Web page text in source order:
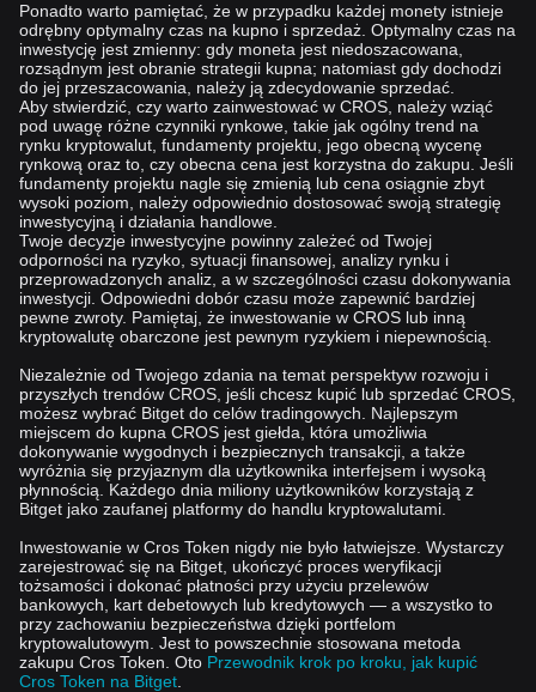
Ponadto warto pamiętać, że w przypadku każdej monety istnieje
odrębny optymalny czas na kupno i sprzedaż. Optymalny czas na
inwestycję jest zmienny: gdy moneta jest niedoszacowana,
rozsądnym jest obranie strategii kupna; natomiast gdy dochodzi
do jej przeszacowania, należy ją zdecydowanie sprzedać.
Aby stwierdzić, czy warto zainwestować w CROS, należy wziąć
pod uwagę różne czynniki rynkowe, takie jak ogólny trend na
rynku kryptowalut, fundamenty projektu, jego obecną wycenę
rynkową oraz to, czy obecna cena jest korzystna do zakupu. Jeśli
fundamenty projektu nagle się zmienią lub cena osiągnie zbyt
wysoki poziom, należy odpowiednio dostosować swoją strategię
inwestycyjną i działania handlowe.
Twoje decyzje inwestycyjne powinny zależeć od Twojej
odporności na ryzyko, sytuacji finansowej, analizy rynku i
przeprowadzonych analiz, a w szczególności czasu dokonywania
inwestycji. Odpowiedni dobór czasu może zapewnić bardziej
pewne zwroty. Pamiętaj, że inwestowanie w CROS lub inną
kryptowalutę obarczone jest pewnym ryzykiem i niepewnością.
Niezależnie od Twojego zdania na temat perspektyw rozwoju i
przyszłych trendów CROS, jeśli chcesz kupić lub sprzedać CROS,
możesz wybrać Bitget do celów tradingowych. Najlepszym
miejscem do kupna CROS jest giełda, która umożliwia
dokonywanie wygodnych i bezpiecznych transakcji, a także
wyróżnia się przyjaznym dla użytkownika interfejsem i wysoką
płynnością. Każdego dnia miliony użytkowników korzystają z
Bitget jako zaufanej platformy do handlu kryptowalutami.
Inwestowanie w Cros Token nigdy nie było łatwiejsze. Wystarczy
zarejestrować się na Bitget, ukończyć proces weryfikacji
tożsamości i dokonać płatności przy użyciu przelewów
bankowych, kart debetowych lub kredytowych — a wszystko to
przy zachowaniu bezpieczeństwa dzięki portfelom
kryptowalutowym. Jest to powszechnie stosowana metoda
zakupu Cros Token. Oto Przewodnik krok po kroku, jak kupić
Cros Token na Bitget